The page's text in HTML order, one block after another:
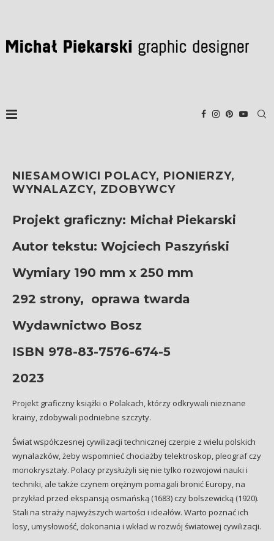
NIESAMOWICI POLACY, PIONIERZY,
WYNALAZCY, ZDOBYWCY
Projekt graficzny: Michał Piekarski
Autor tekstu: Wojciech Paszyński
Wymiary 190 mm x 250 mm
292 strony, oprawa twarda
Wydawnictwo Bosz
ISBN 978-83-7576-674-5
2023
Projekt graficzny książki o Polakach, którzy odkrywali nieznane
krainy, zdobywali podniebne szczyty.
Świat współczesnej cywilizacji technicznej czerpie z wielu polskich
wynalazków, żeby wspomnieć chociażby telektroskop, pleograf czy
monokryształy. Polacy przysłużyli się nie tylko rozwojowi nauki i
techniki, ale także czynem orężnym pomagali bronić Europy, na
przykład przed ekspansją osmańską (1683) czy bolszewicką (1920).
Stali na straży najwyższych wartości i ideałów. Warto poznać ich
losy, umysłowość, dokonania i wkład w rozwój światowej cywilizacji.